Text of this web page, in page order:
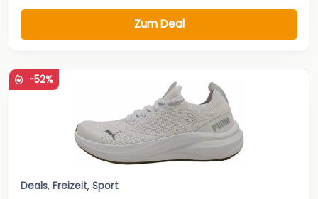
Zum Deal
-52%
Deals, Freizeit, Sport